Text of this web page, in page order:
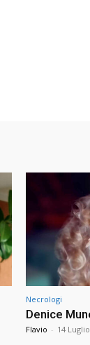
Necrologi
Denice
Flavio - 14